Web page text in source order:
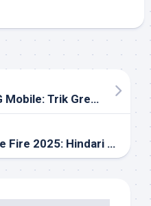
Final Circle 2025 PUBG Mobile: Trik Grenade & Positioning Hancurkan Lawan!
Tips Anti-Cheat Free Fire 2025: Hindari Ban di Ranked Instan!